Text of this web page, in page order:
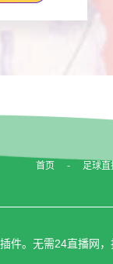
首页 足球直
件。无需24直播网